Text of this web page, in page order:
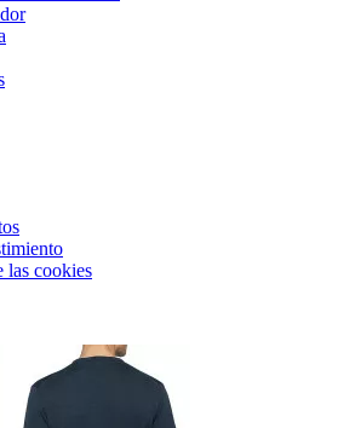
las cookies